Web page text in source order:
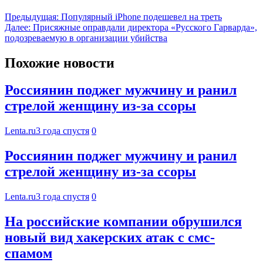
Предыдущая: Популярный iPhone подешевел на треть
Далее: Присяжные оправдали директора «Русского Гарварда»,
подозреваемую в организации убийства
Похожие новости
Россиянин поджег мужчину и ранил
стрелой женщину из-за ссоры
Lenta.ru3 года спустя 0
Россиянин поджег мужчину и ранил
стрелой женщину из-за ссоры
Lenta.ru3 года спустя 0
На российские компании обрушился
новый вид хакерских атак с смс-
спамом